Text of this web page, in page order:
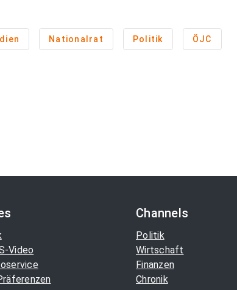
Nationalrat Politik ÖJC
Video
Channels
Politik
Wirtschaft
Finanzen
Chronik